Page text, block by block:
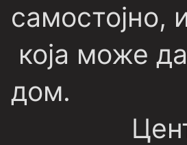
самостојно,
која може
дом.